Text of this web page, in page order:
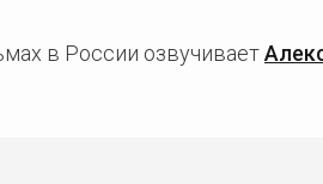
в России озвучивает